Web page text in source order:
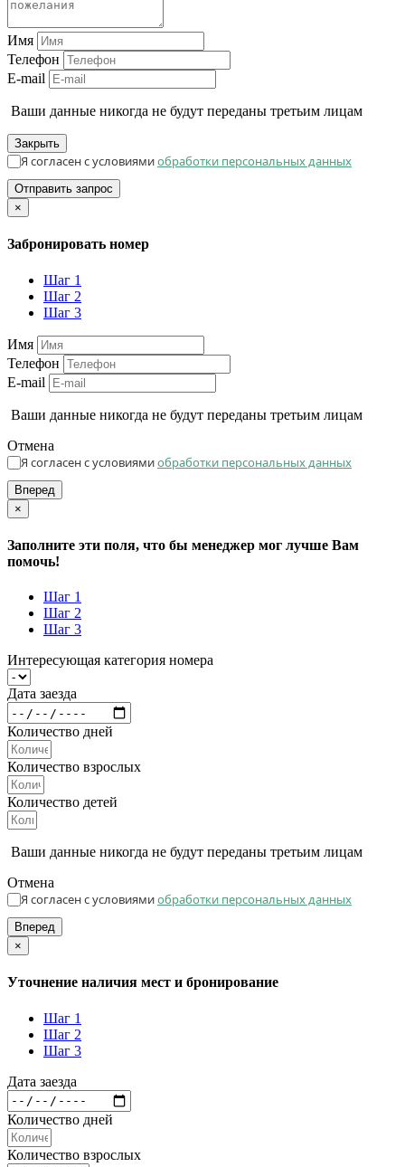
Имя
Телефон
E-mail
Ваши данные никогда не будут переданы третьим лицам
Закрыть
Я согласен с условиямиобработки персональных данных
Отправить запрос
×
Забронировать номер
Шаг 1
Шаг 2
Шаг 3
Имя
Телефон
E-mail
Ваши данные никогда не будут переданы третьим лицам
Отмена
Я согласен с условиямиобработки персональных данных
Вперед
×
Заполните эти поля, что бы менеджер мог лучше Вам
помочь!
Шаг 1
Шаг 2
Шаг 3
Интересующая категория номера
Дата заезда
Количество дней
Количество взрослых
Количество детей
Ваши данные никогда не будут переданы третьим лицам
Отмена
Я согласен с условиямиобработки персональных данных
Вперед
×
Уточнение наличия мест и бронирование
Шаг 1
Шаг 2
Шаг 3
Дата заезда
Количество дней
Количество взрослых